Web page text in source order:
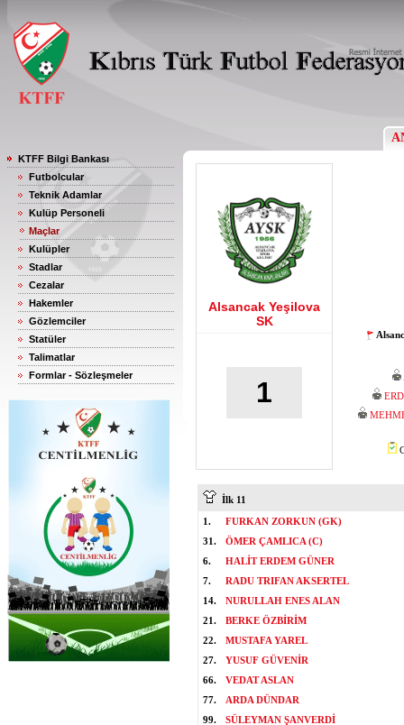
KTFF Bilgi Bankası
Futbolcular
Teknik Adamlar
Kulüp Personeli
Maçlar
Kulüpler
Stadlar
Cezalar
Hakemler
Gözlemciler
Statüler
Talimatlar
Formlar - Sözleşmeler
Alsancak Yeşilova
SK
1
İlk 11
1.
FURKAN ZORKUN (GK)
31.
ÖMER ÇAMLICA (C)
6.
HALİT ERDEM GÜNER
7.
RADU TRIFAN AKSERTEL
14.
NURULLAH ENES ALAN
21.
BERKE ÖZBİRİM
22.
MUSTAFA YAREL
27.
YUSUF GÜVENİR
66.
VEDAT ASLAN
77.
ARDA DÜNDAR
99.
SÜLEYMAN ŞANVERDİ